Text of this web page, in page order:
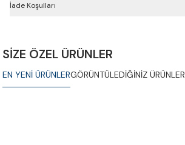
İade Koşulları
SİZE ÖZEL ÜRÜNLER
EN YENİ ÜRÜNLERGÖRÜNTÜLEDİĞİNİZ ÜRÜNLER